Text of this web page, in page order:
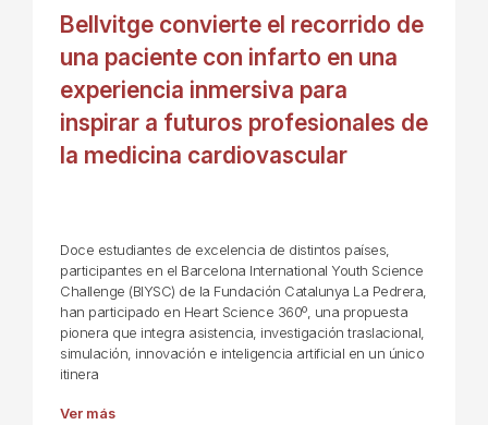
Bellvitge convierte el recorrido de
una paciente con infarto en una
experiencia inmersiva para
inspirar a futuros profesionales de
la medicina cardiovascular
Doce estudiantes de excelencia de distintos países,
participantes en el Barcelona International Youth Science
Challenge (BIYSC) de la Fundación Catalunya La Pedrera,
han participado en Heart Science 360º, una propuesta
pionera que integra asistencia, investigación traslacional,
simulación, innovación e inteligencia artificial en un único
itinera
Ver más